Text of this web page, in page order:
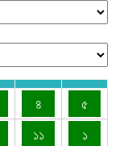
৪
৫
১১
১